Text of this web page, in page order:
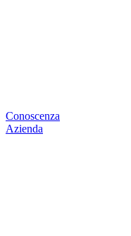
Conoscenza
Azienda